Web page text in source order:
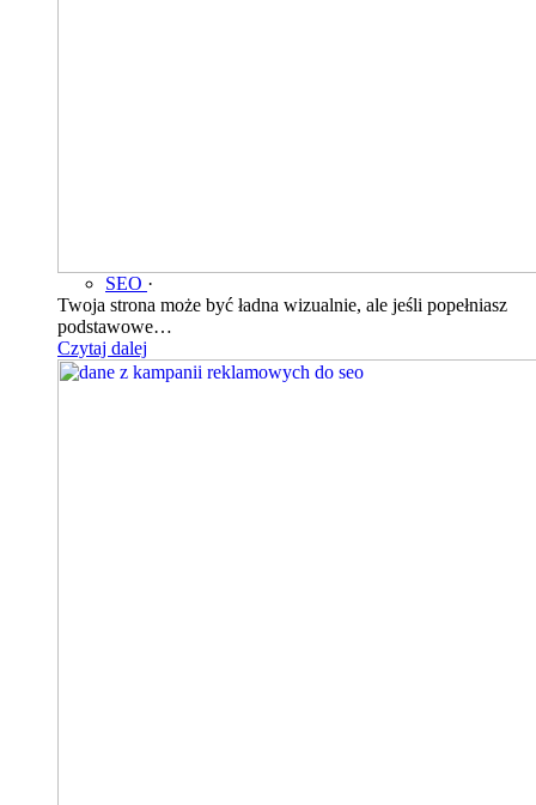
SEO ·
Twoja strona może być ładna wizualnie, ale jeśli popełniasz
podstawowe…
Czytaj dalej